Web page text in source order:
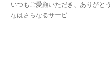
いつもご愛顧いただき、ありがと
なはさらなるサービ